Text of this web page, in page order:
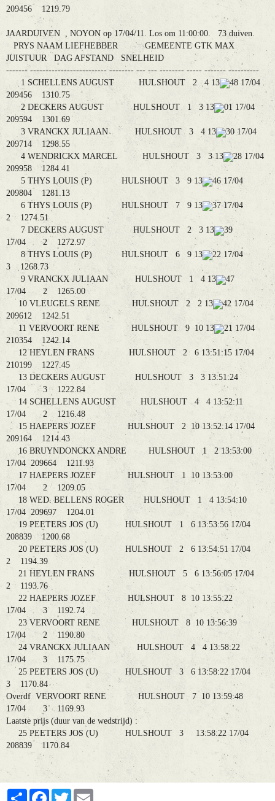
209456 1219.79
JAARDUIVEN , NOYON op 17/04/11. Los om 11:00:00. 73 duiven.
PRYS NAAM LIEFHEBBER GEMEENTE GTK MAX
JUISTUUR DAG AFSTAND SNELHEID
------- ------------------------- -------- --- --- -------- ----- ------- ----------
1 SCHELLENS AUGUST HULSHOUT 2 4 13
48 17/04
209456 1310.75
2 DECKERS AUGUST HULSHOUT 1 3 13
01 17/04
209594 1301.69
3 VRANCKX JULIAAN HULSHOUT 3 4 13
30 17/04
209714 1298.55
4 WENDRICKX MARCEL HULSHOUT 3 3 13
28 17/04
209958 1284.41
5 THYS LOUIS (P) HULSHOUT 3 9 13
46 17/04
209804 1281.13
6 THYS LOUIS (P) HULSHOUT 7 9 13
37 17/04
2 1274.51
7 DECKERS AUGUST HULSHOUT 2 3 13
39
17/04 2 1272.97
8 THYS LOUIS (P) HULSHOUT 6 9 13
22 17/04
3 1268.73
9 VRANCKX JULIAAN HULSHOUT 1 4 13
47
17/04 2 1265.00
10 VLEUGELS RENE HULSHOUT 2 2 13
42 17/04
209612 1242.51
11 VERVOORT RENE HULSHOUT 9 10 13
21 17/04
210354 1242.14
12 HEYLEN FRANS HULSHOUT 2 6 13:51:15 17/04
210199 1227.45
13 DECKERS AUGUST HULSHOUT 3 3 13:51:24
17/04 3 1222.84
14 SCHELLENS AUGUST HULSHOUT 4 4 13:52:11
17/04 2 1216.48
15 HAEPERS JOZEF HULSHOUT 2 10 13:52:14 17/04
209164 1214.43
16 BRUYNDONCKX ANDRE HULSHOUT 1 2 13:53:00
17/04 209664 1211.93
17 HAEPERS JOZEF HULSHOUT 1 10 13:53:00
17/04 2 1209.05
18 WED. BELLENS ROGER HULSHOUT 1 4 13:54:10
17/04 209697 1204.01
19 PEETERS JOS (U) HULSHOUT 1 6 13:53:56 17/04
208839 1200.68
20 PEETERS JOS (U) HULSHOUT 2 6 13:54:51 17/04
2 1194.39
21 HEYLEN FRANS HULSHOUT 5 6 13:56:05 17/04
2 1193.76
22 HAEPERS JOZEF HULSHOUT 8 10 13:55:22
17/04 3 1192.74
23 VERVOORT RENE HULSHOUT 8 10 13:56:39
17/04 2 1190.80
24 VRANCKX JULIAAN HULSHOUT 4 4 13:58:22
17/04 3 1175.75
25 PEETERS JOS (U) HULSHOUT 3 6 13:58:22 17/04
3 1170.84
Overdf VERVOORT RENE HULSHOUT 7 10 13:59:48
17/04 3 1169.93
Laatste prijs (duur van de wedstrijd) :
25 PEETERS JOS (U) HULSHOUT 3 13:58:22 17/04
208839 1170.84
PartagerFacebookTwitter